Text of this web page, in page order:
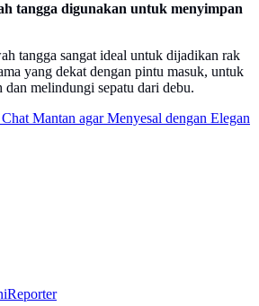
tangga digunakan untuk menyimpan
tangga sangat ideal untuk dijadikan rak
yang dekat dengan pintu masuk, untuk
dan melindungi sepatu dari debu.
Mantan agar Menyesal dengan Elegan
Reporter